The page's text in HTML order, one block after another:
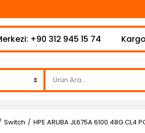
+90 312 945 15 74
Switch HPE ARUBA JL675A 6100 48G CL4